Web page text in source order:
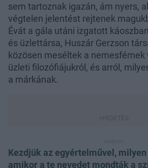
sem tartoznak igazán, ám nyers,
végtelen jelentést rejtenek
Évát a gála utáni izgatott
és üzlettársa, Huszár Gerzson
közösen meséltek a nemesfémek
üzleti filozófiájukról, és arról,
a márkának.
Kezdjük az egyértelművel,
amikor a te nevedet mondták a